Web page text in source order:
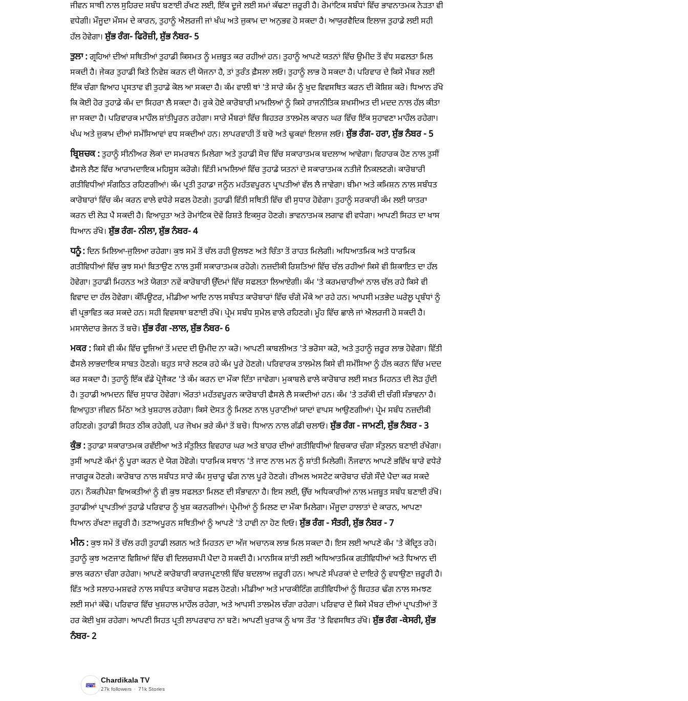
ਜੀਵਨ ਸਾਥੀ ਨਾਲ ਸੁਹਿਰਦ ਸਬੰਧ ਬਣਾਈ ਰੱਖਣ ਲਈ, ਇੱਕ ਦੂਜੇ ਲਈ ਸਮਾਂ ਕੱਢਣਾ ਜ਼ਰੂਰੀ ਹੈ। ਰੋਮਾਂਟਿਕ ਸਬੰਧਾਂ ਵਿੱਚ ਭਾਵਨਾਤਮਕ ਨੇੜਤਾ ਵੀ
ਵਧੇਗੀ। ਮੌਜੂਦਾ ਮੌਸਮ ਦੇ ਕਾਰਨ, ਤੁਹਾਨੂੰ ਐਲਰਜੀ ਜਾਂ ਖੰਘ ਅਤੇ ਜ਼ੁਕਾਮ ਦਾ ਅਨੁਭਵ ਹੋ ਸਕਦਾ ਹੈ। ਆਯੁਰਵੈਦਿਕ ਇਲਾਜ ਤੁਹਾਡੇ ਲਈ ਸਹੀ
ਹੱਲ ਹੋਵੇਗਾ। ਸ਼ੁੱਭ ਰੰਗ- ਫਿਰੋਜ਼ੀ,ਸ਼ੁੱਭ ਨੰਬਰ- 5
ਤੁਲਾ :ਗ੍ਰਹਿਆਂ ਦੀਆਂ ਸਥਿਤੀਆਂ ਤੁਹਾਡੀ ਕਿਸਮਤ ਨੂੰ ਮਜ਼ਬੂਤ ​​ਕਰ ਰਹੀਆਂ ਹਨ। ਤੁਹਾਨੂੰ ਆਪਣੇ ਯਤਨਾਂ ਵਿੱਚ ਉਮੀਦ ਤੋਂ ਵੱਧ ਸਫਲਤਾ ਮਿਲ
ਸਕਦੀ ਹੈ। ਜੇਕਰ ਤੁਹਾਡੀ ਕਿਤੇ ਨਿਵੇਸ਼ ਕਰਨ ਦੀ ਯੋਜਨਾ ਹੈ, ਤਾਂ ਤੁਰੰਤ ਫ਼ੈਸਲਾ ਲਓ। ਤੁਹਾਨੂੰ ਲਾਭ ਹੋ ਸਕਦਾ ਹੈ। ਪਰਿਵਾਰ ਦੇ ਕਿਸੇ ਮੈਂਬਰ ਲਈ
ਇੱਕ ਚੰਗਾ ਵਿਆਹ ਪ੍ਰਸਤਾਵ ਵੀ ਤੁਹਾਡੇ ਕੋਲ ਆ ਸਕਦਾ ਹੈ। ਕੰਮ ਵਾਲੀ ਥਾਂ 'ਤੇ ਸਾਰੇ ਕੰਮ ਨੂੰ ਖੁਦ ਵਿਵਸਥਿਤ ਕਰਨ ਦੀ ਕੋਸ਼ਿਸ਼ ਕਰੋ। ਧਿਆਨ ਰੱਖੋ
ਕਿ ਕੋਈ ਹੋਰ ਤੁਹਾਡੇ ਕੰਮ ਦਾ ਸਿਹਰਾ ਲੈ ਸਕਦਾ ਹੈ। ਰੁਕੇ ਹੋਏ ਕਾਰੋਬਾਰੀ ਮਾਮਲਿਆਂ ਨੂੰ ਕਿਸੇ ਰਾਜਨੀਤਿਕ ਸ਼ਖਸੀਅਤ ਦੀ ਮਦਦ ਨਾਲ ਹੱਲ ਕੀਤਾ
ਜਾ ਸਕਦਾ ਹੈ। ਪਰਿਵਾਰਕ ਮਾਹੌਲ ਸ਼ਾਂਤੀਪੂਰਨ ਰਹੇਗਾ। ਸਾਰੇ ਮੈਂਬਰਾਂ ਵਿੱਚ ਬਿਹਤਰ ਤਾਲਮੇਲ ਕਾਰਨ ਘਰ ਵਿੱਚ ਇੱਕ ਸੁਹਾਵਣਾ ਮਾਹੌਲ ਰਹੇਗਾ।
ਖੰਘ ਅਤੇ ਜ਼ੁਕਾਮ ਦੀਆਂ ਸਮੱਸਿਆਵਾਂ ਵਧ ਸਕਦੀਆਂ ਹਨ। ਲਾਪਰਵਾਹੀ ਤੋਂ ਬਚੋ ਅਤੇ ਢੁਕਵਾਂ ਇਲਾਜ ਲਓ। ਸ਼ੁੱਭ ਰੰਗ- ਹਰਾ,ਸ਼ੁੱਭ ਨੰਬਰ - 5
ਬ੍ਰਿਸ਼ਚਕ :ਤੁਹਾਨੂੰ ਸੀਨੀਅਰ ਲੋਕਾਂ ਦਾ ਸਮਰਥਨ ਮਿਲੇਗਾ ਅਤੇ ਤੁਹਾਡੀ ਸੋਚ ਵਿੱਚ ਸਕਾਰਾਤਮਕ ਬਦਲਾਅ ਆਵੇਗਾ। ਵਿਹਾਰਕ ਹੋਣ ਨਾਲ ਤੁਸੀਂ
ਫੈਸਲੇ ਲੈਣ ਵਿੱਚ ਆਰਾਮਦਾਇਕ ਮਹਿਸੂਸ ਕਰੋਗੇ। ਵਿੱਤੀ ਮਾਮਲਿਆਂ ਵਿੱਚ ਤੁਹਾਡੇ ਯਤਨਾਂ ਦੇ ਸਕਾਰਾਤਮਕ ਨਤੀਜੇ ਨਿਕਲਣਗੇ। ਕਾਰੋਬਾਰੀ
ਗਤੀਵਿਧੀਆਂ ਸੰਗਠਿਤ ਰਹਿਣਗੀਆਂ। ਕੰਮ ਪ੍ਰਤੀ ਤੁਹਾਡਾ ਜਨੂੰਨ ਮਹੱਤਵਪੂਰਨ ਪ੍ਰਾਪਤੀਆਂ ਵੱਲ ਲੈ ਜਾਵੇਗਾ। ਬੀਮਾ ਅਤੇ ਕਮਿਸ਼ਨ ਨਾਲ ਸਬੰਧਤ
ਕਾਰੋਬਾਰਾਂ ਵਿੱਚ ਕੰਮ ਕਰਨ ਵਾਲੇ ਵਧੇਰੇ ਸਫਲ ਹੋਣਗੇ। ਤੁਹਾਡੀ ਵਿੱਤੀ ਸਥਿਤੀ ਵਿੱਚ ਵੀ ਸੁਧਾਰ ਹੋਵੇਗਾ। ਤੁਹਾਨੂੰ ਸਰਕਾਰੀ ਕੰਮ ਲਈ ਯਾਤਰਾ
ਕਰਨ ਦੀ ਲੋੜ ਪੈ ਸਕਦੀ ਹੈ। ਵਿਆਹੁਤਾ ਅਤੇ ਰੋਮਾਂਟਿਕ ਦੋਵੇਂ ਰਿਸ਼ਤੇ ਇਕਸੁਰ ਹੋਣਗੇ। ਭਾਵਨਾਤਮਕ ਲਗਾਵ ਵੀ ਵਧੇਗਾ। ਆਪਣੀ ਸਿਹਤ ਦਾ ਖਾਸ
ਧਿਆਨ ਰੱਖੋ। ਸ਼ੁੱਭ ਰੰਗ- ਨੀਲਾ,ਸ਼ੁੱਭ ਨੰਬਰ- 4
ਧਨੂੰ :ਦਿਨ ਮਿਲਿਆ-ਜੁਲਿਆ ਰਹੇਗਾ। ਕੁਝ ਸਮੇਂ ਤੋਂ ਚੱਲ ਰਹੀ ਉਲਝਣ ਅਤੇ ਚਿੰਤਾ ਤੋਂ ਰਾਹਤ ਮਿਲੇਗੀ। ਅਧਿਆਤਮਿਕ ਅਤੇ ਧਾਰਮਿਕ
ਗਤੀਵਿਧੀਆਂ ਵਿੱਚ ਕੁਝ ਸਮਾਂ ਬਿਤਾਉਣ ਨਾਲ ਤੁਸੀਂ ਸਕਾਰਾਤਮਕ ਰਹੋਗੇ। ਨਜ਼ਦੀਕੀ ਰਿਸ਼ਤਿਆਂ ਵਿੱਚ ਚੱਲ ਰਹੀਆਂ ਕਿਸੇ ਵੀ ਸ਼ਿਕਾਇਤ ਦਾ ਹੱਲ
ਹੋਵੇਗਾ। ਤੁਹਾਡੀ ਮਿਹਨਤ ਅਤੇ ਯੋਗਤਾ ਨਵੇਂ ਕਾਰੋਬਾਰੀ ਉੱਦਮਾਂ ਵਿੱਚ ਸਫਲਤਾ ਲਿਆਏਗੀ। ਕੰਮ 'ਤੇ ਕਰਮਚਾਰੀਆਂ ਨਾਲ ਚੱਲ ਰਹੇ ਕਿਸੇ ਵੀ
ਵਿਵਾਦ ਦਾ ਹੱਲ ਹੋਵੇਗਾ। ਕੰਪਿਊਟਰ, ਮੀਡੀਆ ਆਦਿ ਨਾਲ ਸਬੰਧਤ ਕਾਰੋਬਾਰਾਂ ਵਿੱਚ ਚੰਗੇ ਮੌਕੇ ਆ ਰਹੇ ਹਨ। ਆਪਸੀ ਮਤਭੇਦ ਘਰੇਲੂ ਪ੍ਰਬੰਧਾਂ ਨੂੰ
ਵੀ ਪ੍ਰਭਾਵਿਤ ਕਰ ਸਕਦੇ ਹਨ। ਸਹੀ ਵਿਵਸਥਾ ਬਣਾਈ ਰੱਖੋ। ਪ੍ਰੇਮ ਸਬੰਧ ਸੁਮੇਲ ਵਾਲੇ ਰਹਿਣਗੇ। ਮੂੰਹ ਵਿੱਚ ਛਾਲੇ ਜਾਂ ਐਲਰਜੀ ਹੋ ਸਕਦੀ ਹੈ।
ਮਸਾਲੇਦਾਰ ਭੋਜਨ ਤੋਂ ਬਚੋ। ਸ਼ੁੱਭ ਰੰਗ -ਲਾਲ,ਸ਼ੁੱਭ ਨੰਬਰ- 6
ਮਕਰ :ਕਿਸੇ ਵੀ ਕੰਮ ਵਿੱਚ ਦੂਜਿਆਂ ਤੋਂ ਮਦਦ ਦੀ ਉਮੀਦ ਨਾ ਕਰੋ। ਆਪਣੀ ਕਾਬਲੀਅਤ 'ਤੇ ਭਰੋਸਾ ਕਰੋ, ਅਤੇ ਤੁਹਾਨੂੰ ਜ਼ਰੂਰ ਲਾਭ ਹੋਵੇਗਾ। ਵਿੱਤੀ
ਫੈਸਲੇ ਲਾਭਦਾਇਕ ਸਾਬਤ ਹੋਣਗੇ। ਬਹੁਤ ਸਾਰੇ ਲਟਕ ਰਹੇ ਕੰਮ ਪੂਰੇ ਹੋਣਗੇ। ਪਰਿਵਾਰਕ ਤਾਲਮੇਲ ਕਿਸੇ ਵੀ ਸਮੱਸਿਆ ਨੂੰ ਹੱਲ ਕਰਨ ਵਿੱਚ ਮਦਦ
ਕਰ ਸਕਦਾ ਹੈ। ਤੁਹਾਨੂੰ ਇੱਕ ਵੱਡੇ ਪ੍ਰੋਜੈਕਟ 'ਤੇ ਕੰਮ ਕਰਨ ਦਾ ਮੌਕਾ ਦਿੱਤਾ ਜਾਵੇਗਾ। ਮੁਕਾਬਲੇ ਵਾਲੇ ਕਾਰੋਬਾਰ ਲਈ ਸਖ਼ਤ ਮਿਹਨਤ ਦੀ ਲੋੜ ਹੁੰਦੀ
ਹੈ। ਤੁਹਾਡੀ ਆਮਦਨ ਵਿੱਚ ਸੁਧਾਰ ਹੋਵੇਗਾ। ਔਰਤਾਂ ਮਹੱਤਵਪੂਰਨ ਕਾਰੋਬਾਰੀ ਫੈਸਲੇ ਲੈ ਸਕਦੀਆਂ ਹਨ। ਕੰਮ 'ਤੇ ਤਰੱਕੀ ਦੀ ਚੰਗੀ ਸੰਭਾਵਨਾ ਹੈ।
ਵਿਆਹੁਤਾ ਜੀਵਨ ਮਿੱਠਾ ਅਤੇ ਖੁਸ਼ਹਾਲ ਰਹੇਗਾ। ਕਿਸੇ ਦੋਸਤ ਨੂੰ ਮਿਲਣ ਨਾਲ ਪੁਰਾਣੀਆਂ ਯਾਦਾਂ ਵਾਪਸ ਆਉਣਗੀਆਂ। ਪ੍ਰੇਮ ਸਬੰਧ ਨਜ਼ਦੀਕੀ
ਰਹਿਣਗੇ। ਤੁਹਾਡੀ ਸਿਹਤ ਠੀਕ ਰਹੇਗੀ, ਪਰ ਜੋਖਮ ਭਰੇ ਕੰਮਾਂ ਤੋਂ ਬਚੋ। ਧਿਆਨ ਨਾਲ ਗੱਡੀ ਚਲਾਓ। ਸ਼ੁੱਭ ਰੰਗ - ਜਾਮਣੀ,ਸ਼ੁੱਭ ਨੰਬਰ - 3
ਕੁੰਭ :ਤੁਹਾਡਾ ਸਕਾਰਾਤਮਕ ਰਵੱਈਆ ਅਤੇ ਸੰਤੁਲਿਤ ਵਿਵਹਾਰ ਘਰ ਅਤੇ ਬਾਹਰ ਦੀਆਂ ਗਤੀਵਿਧੀਆਂ ਵਿਚਕਾਰ ਚੰਗਾ ਸੰਤੁਲਨ ਬਣਾਈ ਰੱਖੇਗਾ।
ਤੁਸੀਂ ਆਪਣੇ ਕੰਮਾਂ ਨੂੰ ਪੂਰਾ ਕਰਨ ਦੇ ਯੋਗ ਹੋਵੋਗੇ। ਧਾਰਮਿਕ ਸਥਾਨ 'ਤੇ ਜਾਣ ਨਾਲ ਮਨ ਨੂੰ ਸ਼ਾਂਤੀ ਮਿਲੇਗੀ। ਨੌਜਵਾਨ ਆਪਣੇ ਭਵਿੱਖ ਬਾਰੇ ਵਧੇਰੇ
ਜਾਗਰੂਕ ਹੋਣਗੇ। ਕਾਰੋਬਾਰ ਨਾਲ ਸਬੰਧਤ ਸਾਰੇ ਕੰਮ ਸੁਚਾਰੂ ਢੰਗ ਨਾਲ ਪੂਰੇ ਹੋਣਗੇ। ਰੀਅਲ ਅਸਟੇਟ ਕਾਰੋਬਾਰ ਚੰਗੇ ਸੌਦੇ ਪੈਦਾ ਕਰ ਸਕਦੇ
ਹਨ। ਨੌਕਰੀਪੇਸ਼ਾ ਵਿਅਕਤੀਆਂ ਨੂੰ ਵੀ ਕੁਝ ਸਫਲਤਾ ਮਿਲਣ ਦੀ ਸੰਭਾਵਨਾ ਹੈ। ਇਸ ਲਈ, ਉੱਚ ਅਧਿਕਾਰੀਆਂ ਨਾਲ ਮਜ਼ਬੂਤ ​​ਸਬੰਧ ਬਣਾਈ ਰੱਖੋ।
ਤੁਹਾਡੀਆਂ ਪ੍ਰਾਪਤੀਆਂ ਤੁਹਾਡੇ ਪਰਿਵਾਰ ਨੂੰ ਖੁਸ਼ ਕਰਨਗੀਆਂ। ਪ੍ਰੇਮੀਆਂ ਨੂੰ ਮਿਲਣ ਦਾ ਮੌਕਾ ਮਿਲੇਗਾ। ਮੌਜੂਦਾ ਹਾਲਾਤਾਂ ਦੇ ਕਾਰਨ, ਆਪਣਾ
ਧਿਆਨ ਰੱਖਣਾ ਜ਼ਰੂਰੀ ਹੈ। ਤਣਾਅਪੂਰਨ ਸਥਿਤੀਆਂ ਨੂੰ ਆਪਣੇ 'ਤੇ ਹਾਵੀ ਨਾ ਹੋਣ ਦਿਓ। ਸ਼ੁੱਭ ਰੰਗ - ਸੰਤਰੀ,ਸ਼ੁੱਭ ਨੰਬਰ - 7
ਮੀਨ :ਕੁਝ ਸਮੇਂ ਤੋਂ ਚੱਲ ਰਹੀ ਤੁਹਾਡੀ ਲਗਨ ਅਤੇ ਮਿਹਤਨ ਦਾ ਅੱਜ ਅਚਾਨਕ ਲਾਭ ਮਿਲ ਸਕਦਾ ਹੈ। ਇਸ ਲਈ ਆਪਣੇ ਕੰਮ 'ਤੇ ਕੇਂਦ੍ਰਿਤ ਰਹੋ।
ਤੁਹਾਨੂੰ ਕੁਝ ਅਣਜਾਣ ਵਿਸ਼ਿਆਂ ਵਿੱਚ ਵੀ ਦਿਲਚਸਪੀ ਪੈਦਾ ਹੋ ਸਕਦੀ ਹੈ। ਮਾਨਸਿਕ ਸ਼ਾਂਤੀ ਲਈ ਅਧਿਆਤਮਿਕ ਗਤੀਵਿਧੀਆਂ ਅਤੇ ਧਿਆਨ ਦੀ
ਭਾਲ ਕਰਨਾ ਚੰਗਾ ਰਹੇਗਾ। ਆਪਣੇ ਕਾਰੋਬਾਰੀ ਕਾਰਜਪ੍ਰਣਾਲੀ ਵਿੱਚ ਬਦਲਾਅ ਜ਼ਰੂਰੀ ਹਨ। ਆਪਣੇ ਸੰਪਰਕਾਂ ਦੇ ਦਾਇਰੇ ਨੂੰ ਵਧਾਉਣਾ ਜ਼ਰੂਰੀ ਹੈ।
ਵਿੱਤ ਅਤੇ ਸਲਾਹ-ਮਸ਼ਵਰੇ ਨਾਲ ਸਬੰਧਤ ਕਾਰੋਬਾਰ ਸਫਲ ਹੋਣਗੇ। ਮੀਡੀਆ ਅਤੇ ਮਾਰਕੀਟਿੰਗ ਗਤੀਵਿਧੀਆਂ ਨੂੰ ਬਿਹਤਰ ਢੰਗ ਨਾਲ ਸਮਝਣ
ਲਈ ਸਮਾਂ ਕੱਢੋ। ਪਰਿਵਾਰ ਵਿੱਚ ਖੁਸ਼ਹਾਲ ਮਾਹੌਲ ਰਹੇਗਾ, ਅਤੇ ਆਪਸੀ ਤਾਲਮੇਲ ਚੰਗਾ ਰਹੇਗਾ। ਪਰਿਵਾਰ ਦੇ ਕਿਸੇ ਮੈਂਬਰ ਦੀਆਂ ਪ੍ਰਾਪਤੀਆਂ ਤੋਂ
ਹਰ ਕੋਈ ਖੁਸ਼ ਰਹੇਗਾ। ਆਪਣੀ ਸਿਹਤ ਪ੍ਰਤੀ ਲਾਪਰਵਾਹ ਨਾ ਬਣੋ। ਆਪਣੀ ਖੁਰਾਕ ਨੂੰ ਖਾਸ ਤੌਰ 'ਤੇ ਵਿਵਸਥਿਤ ਰੱਖੋ। ਸ਼ੁੱਭ ਰੰਗ -ਕੇਸਰੀ,ਸ਼ੁੱਭ
ਨੰਬਰ- 2
Chardikala TV
27k followers 71k Stories